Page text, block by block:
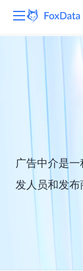
解决方案
广告中介是
发人员和发